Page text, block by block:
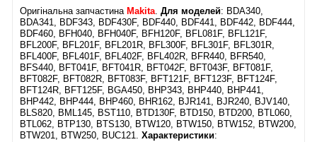
Оригінальна запчастина Makita.Для моделей: BDA340,
BDA341, BDF343, BDF430F, BDF440, BDF441, BDF442, BDF444,
BDF460, BFH040, BFH040F, BFH120F, BFL081F, BFL121F,
BFL200F, BFL201F, BFL201R, BFL300F, BFL301F, BFL301R,
BFL400F, BFL401F, BFL402F, BFL402R, BFR440, BFR540,
BFS440, BFT041F, BFT041R, BFT042F, BFT043F, BFT081F,
BFT082F, BFT082R, BFT083F, BFT121F, BFT123F, BFT124F,
BFT124R, BFT125F, BGA450, BHP343, BHP440, BHP441,
BHP442, BHP444, BHP460, BHR162, BJR141, BJR240, BJV140,
BLS820, BML145, BST110, BTD130F, BTD150, BTD200, BTL060,
BTL062, BTP130, BTS130, BTW120, BTW150, BTW152, BTW200,
BTW201, BTW250, BUC121.Характеристики: